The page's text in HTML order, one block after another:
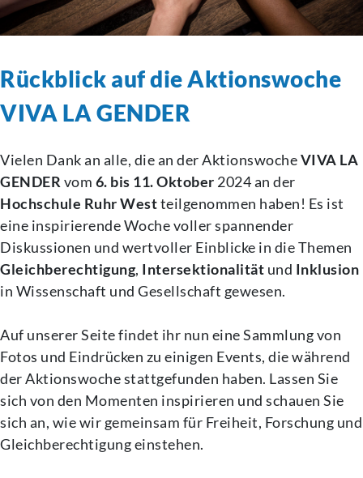
Rückblick auf die Aktionswoche
VIVA LA GENDER
Vielen Dank an alle, die an der AktionswocheVIVA LA
GENDER vom 6. bis 11. Oktober 2024 an der
Hochschule Ruhr Westteilgenommen haben! Es ist
eine inspirierende Woche voller spannender
Diskussionen und wertvoller Einblicke in die Themen
Gleichberechtigung, Intersektionalität und Inklusion
in Wissenschaft und Gesellschaft gewesen.
Auf unserer Seite findet ihr nun eine Sammlung von
Fotos und Eindrücken zu einigen Events, die während
der Aktionswoche stattgefunden haben. Lassen Sie
sich von den Momenten inspirieren und schauen Sie
sich an, wie wir gemeinsam für Freiheit, Forschung und
Gleichberechtigung einstehen.